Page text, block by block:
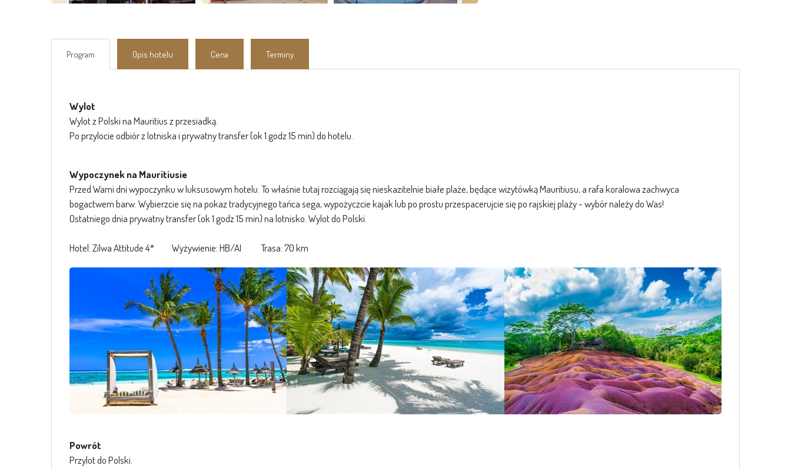
Program Opis hotelu Cena Terminy
Wylot
Wylot z Polski na Mauritius z przesiadką.
Po przylocie odbiór z lotniska i prywatny transfer (ok 1 godz 15 min) do hotelu.
Wypoczynek na Mauritiusie
Przed Wami dni wypoczynku w luksusowym hotelu. To właśnie tutaj rozciągają się nieskazitelnie białe plaże, będące wizytówką Mauritiusu, a rafa koralowa zachwyca
bogactwem barw. Wybierzcie się na pokaz tradycyjnego tańca sega, wypożyczcie kajak lub po prostu przespacerujcie się po rajskiej plaży - wybór należy do Was!
Ostatniego dnia prywatny transfer (ok 1 godz 15 min) na lotnisko. Wylot do Polski.
Hotel: Zilwa Attitude 4* Wyżywienie: HB/AI Trasa: 70 km
Powrót
Przylot do Polski.